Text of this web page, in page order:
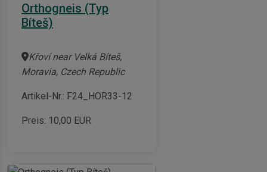
Orthogneis (Typ
Bíteš)
Křoví near Velká Bíteš,
Moravia, Czech Republic
Artikel-Nr.: F24_HOR33-12
Preis: 10,00 EUR